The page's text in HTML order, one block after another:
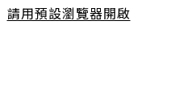
請用預設瀏覽器開啟